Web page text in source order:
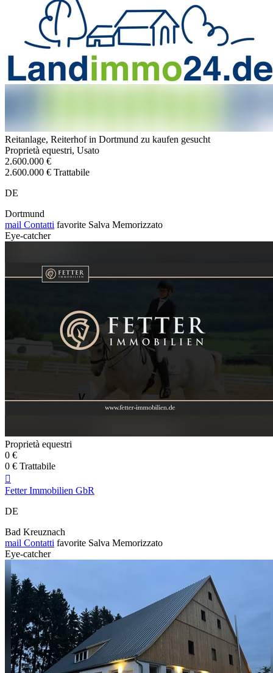
Reitanlage, Reiterhof in Dortmund zu kaufen gesucht
Proprietà equestri, Usato
2.600.000 €
2.600.000 € Trattabile
DE
Dortmund
mail Contatti favorite Salva Memorizzato
Eye-catcher
Proprietà equestri
0 €
0 € Trattabile

Fetter Immobilien GbR
DE
Bad Kreuznach
mail Contatti favorite Salva Memorizzato
Eye-catcher